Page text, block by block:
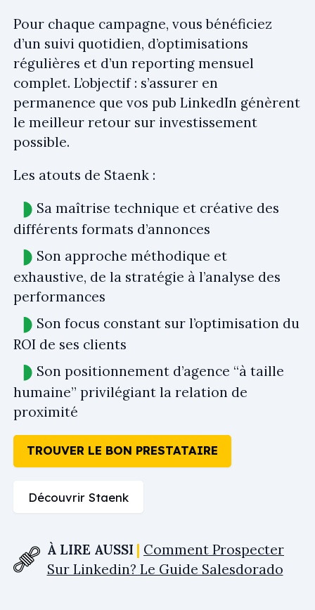
Pour chaque campagne, vous bénéficiez
d’un suivi quotidien, d’optimisations
régulières et d’un reporting mensuel
complet. L’objectif : s’assurer en
permanence que vos pub LinkedIn génèrent
le meilleur retour sur investissement
possible.
Les atouts de Staenk :
Sa maîtrise technique et créative des
différents formats d’annonces
Son approche méthodique et
exhaustive, de la stratégie à l’analyse des
performances
Son focus constant sur l’optimisation du
ROI de ses clients
Son positionnement d’agence “à taille
humaine” privilégiant la relation de
proximité
TROUVER LE BON PRESTATAIRE
Découvrir Staenk
À LIRE AUSSI
Comment Prospecter
Sur Linkedin? Le Guide Salesdorado